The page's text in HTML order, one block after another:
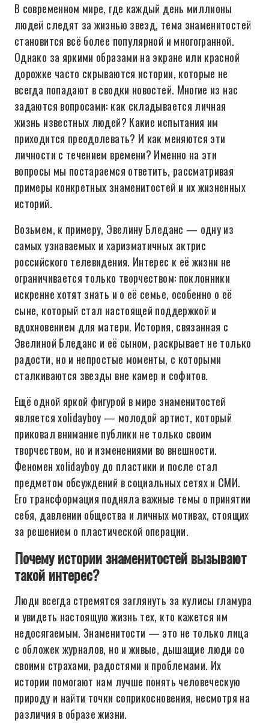
В современном мире, где каждый день миллионы
людей следят за жизнью звезд, тема знаменитостей
становится всё более популярной и многогранной.
Однако за яркими образами на экране или красной
дорожке часто скрываются истории, которые не
всегда попадают в сводки новостей. Многие из нас
задаются вопросами: как складывается личная
жизнь известных людей? Какие испытания им
приходится преодолевать? И как меняются эти
личности с течением времени? Именно на эти
вопросы мы постараемся ответить, рассматривая
примеры конкретных знаменитостей и их жизненных
историй.
Возьмем, к примеру, Эвелину Бледанс — одну из
самых узнаваемых и харизматичных актрис
российского телевидения. Интерес к её жизни не
ограничивается только творчеством: поклонники
искренне хотят знать и о её семье, особенно о её
сыне, который стал настоящей поддержкой и
вдохновением для матери. История, связанная с
Эвелиной Бледанс и её сыном, раскрывает не только
радости, но и непростые моменты, с которыми
сталкиваются звезды вне камер и софитов.
Ещё одной яркой фигурой в мире знаменитостей
является xolidayboy — молодой артист, который
приковал внимание публики не только своим
творчеством, но и изменениями во внешности.
Феномен xolidayboy до пластики и после стал
предметом обсуждений в социальных сетях и СМИ.
Его трансформация подняла важные темы о принятии
себя, давлении общества и личных мотивах, стоящих
за решением о пластической операции.
Почему истории знаменитостей вызывают
такой интерес?
Люди всегда стремятся заглянуть за кулисы гламура
и увидеть настоящую жизнь тех, кто кажется им
недосягаемым. Знаменитости — это не только лица
с обложек журналов, но и живые, дышащие люди со
своими страхами, радостями и проблемами. Их
истории помогают нам лучше понять человеческую
природу и найти точки соприкосновения, несмотря на
различия в образе жизни.